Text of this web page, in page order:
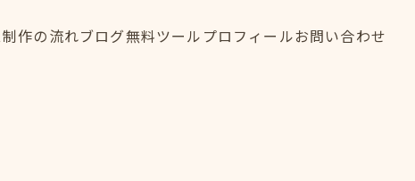
制作の流れブログ無料ツール プロフィールお問い合わせ